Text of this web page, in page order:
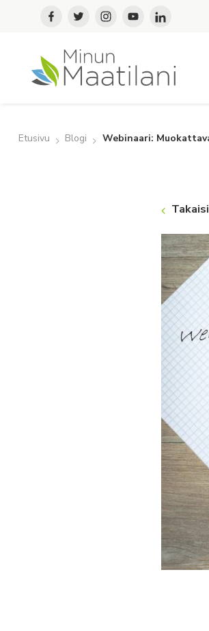
Etusivu Blogi Webinaari: